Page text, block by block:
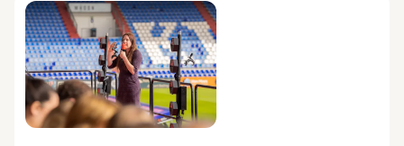
stervensgeletterdheid en de
betekenis daarvan voor mens en
zorg.